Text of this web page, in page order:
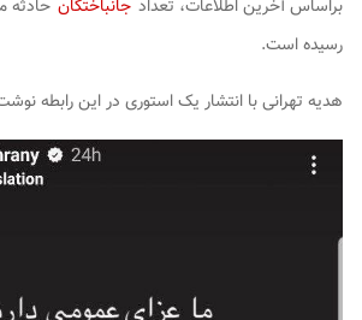
براساس آخرین اطلاعات، تعداد جانباختگان
رسیده است.
هدیه تهرانی با انتشار یک استوری در این رابطه